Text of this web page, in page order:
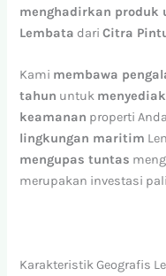
menghadirkan produk
Lembata dariCitra
Kami membawa
tahun untuk
keamanan properti
lingkungan maritim
mengupas tuntas
merupakan investasi
Karakteristik Geografis